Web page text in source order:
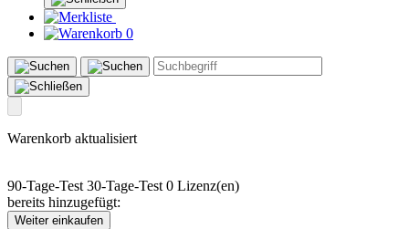
0
Warenkorb aktualisiert
90-Tage-Test 30-Tage-Test 0 Lizenz(en)
bereits hinzugefügt:
Weiter einkaufen